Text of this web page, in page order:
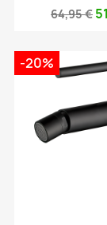
64,95 €
-20%